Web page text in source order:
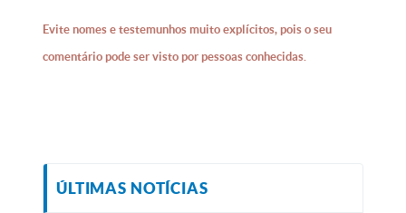
Evite nomes e testemunhos muito explícitos, pois o seu
comentário pode ser visto por pessoas conhecidas.
ÚLTIMAS NOTÍCIAS